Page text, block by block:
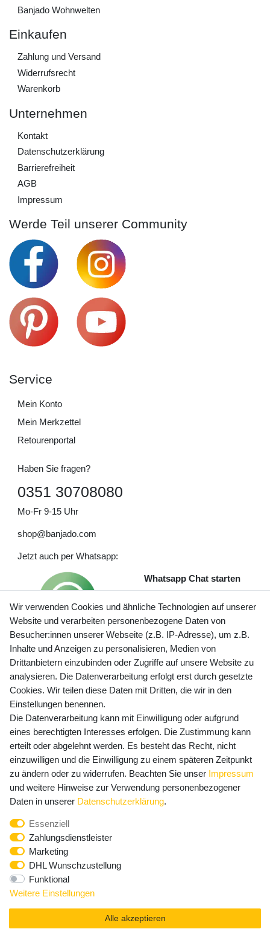
Banjado Wohnwelten
Einkaufen
Zahlung und Versand
Widerrufs­recht
Warenkorb
Unternehmen
Kontakt
Daten­schutz­erklärung
Barrierefreiheit
AGB
Impressum
Werde Teil unserer Community
Service
Mein Konto
Mein Merkzettel
Retourenportal
Haben Sie fragen?
0351 30708080
Mo-Fr 9-15 Uhr
shop@banjado.com
Jetzt auch per Whatsapp:
Whatsapp Chat starten
Preisangaben inkl. gesetzl. MwSt. und zzgl. Service- und
Versandkosten
Newsletter Anmeldung - Keine Angebote
mehr verpassen!
E-MAIL **
Newsletter
Honig
Hiermit bestätige ich, dass ich dieDaten­schutz­erklärung
widerrufen.**
Abonnieren
** Hierbei handelt es sich um ein Pflichtfeld.
Wir verwenden Cookies und ähnliche Technologien auf unserer
Website und verarbeiten personenbezogene Daten von
Besucher:innen unserer Webseite (z.B. IP-Adresse), um z.B.
Inhalte und Anzeigen zu personalisieren, Medien von
Drittanbietern einzubinden oder Zugriffe auf unsere Website zu
analysieren. Die Datenverarbeitung erfolgt erst durch gesetzte
Cookies. Wir teilen diese Daten mit Dritten, die wir in den
Einstellungen benennen.
Die Datenverarbeitung kann mit Einwilligung oder aufgrund
eines berechtigten Interesses erfolgen. Die Zustimmung kann
erteilt oder abgelehnt werden. Es besteht das Recht, nicht
einzuwilligen und die Einwilligung zu einem späteren Zeitpunkt
zu ändern oder zu widerrufen. Beachten Sie unser Impressum
und weitere Hinweise zur Verwendung personenbezogener
Daten in unserer Daten­schutz­erklärung.
Essenziell
Zahlungsdienstleister
Marketing
DHL Wunschzustellung
Funktional
Weitere Einstellungen
Alle akzeptieren